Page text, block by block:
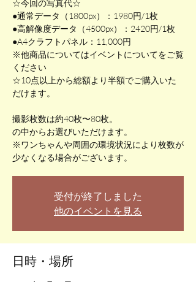
☆今回の写真代☆
●通常データ（1800px）：1980円/1枚
●高解像度データ（4500px）：2420円/1枚
●A4クラフトパネル：11,000円
※他商品についてはイベントについてをご覧
ください
☆10点以上から総額より半額でご購入いた
だけます。
撮影枚数は約40枚〜80枚。
の中からお選びいただけます。
※ワンちゃんや周囲の環境状況により枚数が
少なくなる場合がございます。
受付が終了しました
他のイベントを見る
日時・場所